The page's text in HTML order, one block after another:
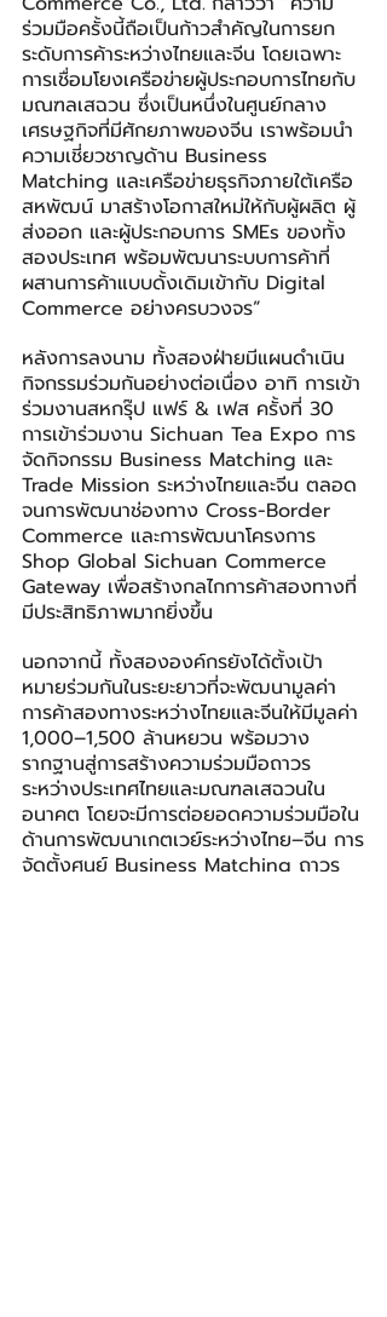
ร่วมมือครั้งนี้ถือเป็นก้าวสำคัญในการยก
ระดับการค้าระหว่างไทยและจีน โดยเฉพาะ
การเชื่อมโยงเครือข่ายผู้ประกอบการไทยกับ
มณฑลเสฉวน ซึ่งเป็นหนึ่งในศูนย์กลาง
เศรษฐกิจที่มีศักยภาพของจีน เราพร้อมนำ
ความเชี่ยวชาญด้าน Business
Matching และเครือข่ายธุรกิจภายใต้เครือ
สหพัฒน์ มาสร้างโอกาสใหม่ให้กับผู้ผลิต ผู้
ส่งออก และผู้ประกอบการ SMEs ของทั้ง
สองประเทศ พร้อมพัฒนาระบบการค้าที่
ผสานการค้าแบบดั้งเดิมเข้ากับ Digital
Commerce อย่างครบวงจร”
หลังการลงนาม ทั้งสองฝ่ายมีแผนดำเนิน
กิจกรรมร่วมกันอย่างต่อเนื่อง อาทิ การเข้า
ร่วมงานสหกรุ๊ป แฟร์ & เฟส ครั้งที่ 30
การเข้าร่วมงาน Sichuan Tea Expo การ
จัดกิจกรรม Business Matching และ
Trade Mission ระหว่างไทยและจีน ตลอด
จนการพัฒนาช่องทาง Cross-Border
Commerce และการพัฒนาโครงการ
Shop Global Sichuan Commerce
Gateway เพื่อสร้างกลไกการค้าสองทางที่
มีประสิทธิภาพมากยิ่งขึ้น
นอกจากนี้ ทั้งสององค์กรยังได้ตั้งเป้า
หมายร่วมกันในระยะยาวที่จะพัฒนามูลค่า
การค้าสองทางระหว่างไทยและจีนให้มีมูลค่า
1,000–1,500 ล้านหยวน พร้อมวาง
รากฐานสู่การสร้างความร่วมมือถาวร
ระหว่างประเทศไทยและมณฑลเสฉวนใน
อนาคต โดยจะมีการต่อยอดความร่วมมือใน
ด้านการพัฒนาเกตเวย์ระหว่างไทย–จีน การ
จัดตั้งศูนย์ Business Matching ถาวร